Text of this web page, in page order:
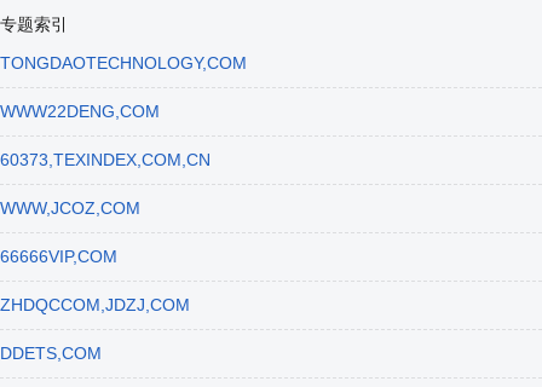
专题索引
TONGDAOTECHNOLOGY,COM
WWW22DENG,COM
60373,TEXINDEX,COM,CN
WWW,JCOZ,COM
66666VIP,COM
ZHDQCCOM,JDZJ,COM
DDETS,COM